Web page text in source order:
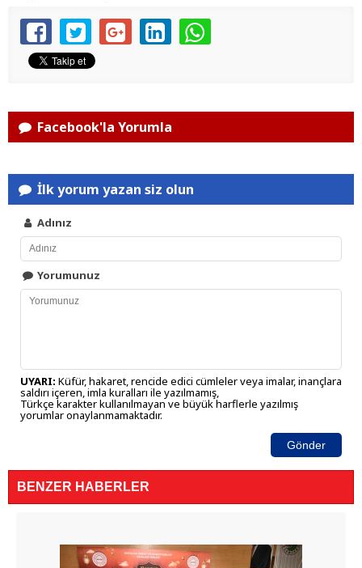
Facebook'la Yorumla
İlk yorum yazan siz olun
Adınız
Yorumunuz
UYARI: Küfür, hakaret, rencide edici cümleler veya imalar, inançlara
saldırı içeren, imla kuralları ile yazılmamış,
Türkçe karakter kullanılmayan ve büyük harflerle yazılmış
yorumlar onaylanmamaktadır.
Gönder
BENZER HABERLER